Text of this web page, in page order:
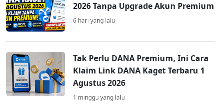
2026 Tanpa Upgrade Akun Premium
6 hari yang lalu
Tak Perlu DANA Premium, Ini Cara
Klaim Link DANA Kaget Terbaru 1
Agustus 2026
1 minggu yang lalu